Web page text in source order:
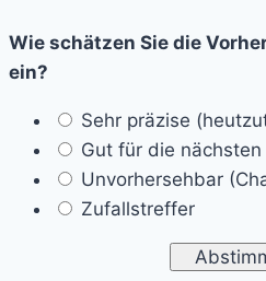
Wie schätzen Sie die
ein?
Sehr präzise
Gut für die
Unvorhersehbar
Zufallstreffer